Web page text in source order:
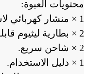
محتويات العبوة:
1 × منشار كهربائي لاسلكي.
2 × بطارية ليثيوم قابلة للشحن.
2 × شاحن سريع.
1 × دليل الاستخدام.